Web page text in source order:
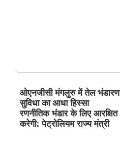
ओएनजीसी मंगलुरु में तेल भंडारण
सुविधा का आधा हिस्सा
रणनीतिक भंडार के लिए आरक्षित
करेगी: पेट्रोलियम राज्य मंत्री